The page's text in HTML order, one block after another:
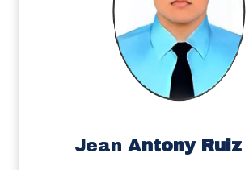
Jean Antony Ruiz